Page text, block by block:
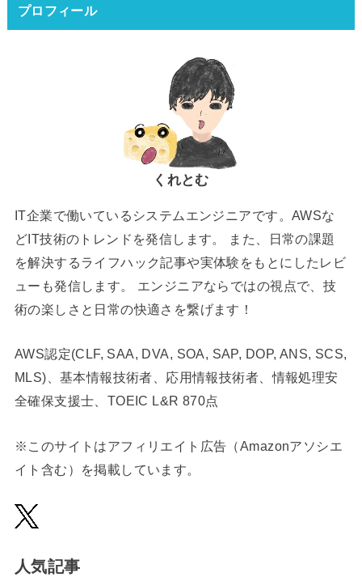
プロフィール
くれとむ
IT企業で働いているシステムエンジニアです。AWSな
どIT技術のトレンドを発信します。 また、日常の課題
を解決するライフハック記事や実体験をもとにしたレビ
ューも発信します。 エンジニアならではの視点で、技
術の楽しさと日常の快適さを繋げます！
AWS認定(CLF, SAA, DVA, SOA, SAP, DOP, ANS, SCS,
MLS)、基本情報技術者、応用情報技術者、情報処理安
全確保支援士、TOEIC L&R 870点
※このサイトはアフィリエイト広告（Amazonアソシエ
イト含む）を掲載しています。
人気記事